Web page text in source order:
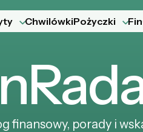
ChwilówkiPożyczki
finansowy, porady i